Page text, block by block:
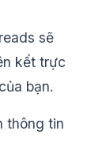
sẽ
kết trực
bạn.
thông tin